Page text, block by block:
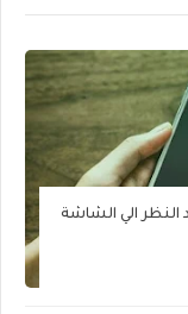
الي الشاشة